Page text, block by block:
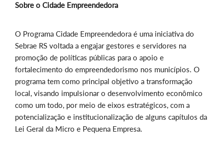
Sobre o Cidade Empreendedora
O Programa Cidade Empreendedora é uma iniciativa do
Sebrae RS voltada a engajar gestores e servidores na
promoção de políticas públicas para o apoio e
fortalecimento do empreendedorismo nos municípios. O
programa tem como principal objetivo a transformação
local, visando impulsionar o desenvolvimento econômico
como um todo, por meio de eixos estratégicos, com a
potencialização e institucionalização de alguns capítulos da
Lei Geral da Micro e Pequena Empresa.